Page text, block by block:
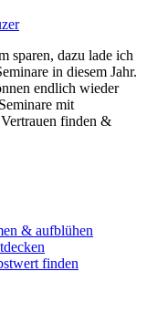
sparen, dazu lade ich
in diesem Jahr.
endlich wieder
mit
finden &
& aufblühen
finden